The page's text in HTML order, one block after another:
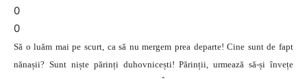
0
0
Să o luăm mai pe scurt, ca să nu mergem prea departe! Cine sunt de fapt
nănașii? Sunt niște părinți duhovnicești! Părinții, urmează să-și învețe